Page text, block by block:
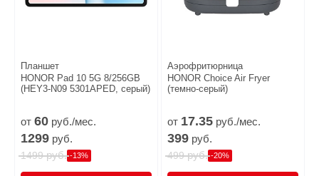
Планшет
HONOR Pad 10 5G 8/256GB
(HEY3-N09 5301APED, серый)
от 60 руб./мес.
1299 руб.
1499руб. -13%
Аэрофритюрница
HONOR Choice Air Fryer
(темно-серый)
от 17.35 руб./мес.
399 руб.
499руб. -20%